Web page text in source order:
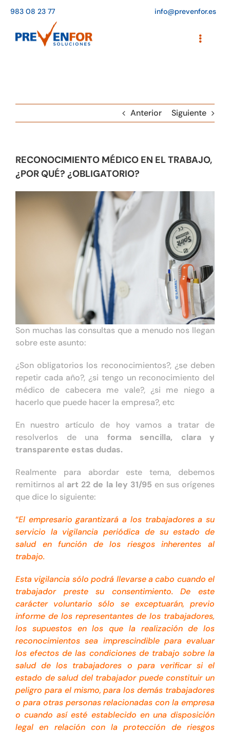
contenido
983 08 23 77 info@prevenfor.es
Toggle
Adaptación a la LOPD
EPIs
Anterior Siguiente
RECONOCIMIENTO MÉDICO EN EL TRABAJO,
¿POR QUÉ? ¿OBLIGATORIO?
Son muchas las consultas que a menudo nos llegan
sobre este asunto:
¿Son obligatorios los reconocimientos?, ¿se deben
repetir cada año?, ¿si tengo un reconocimiento del
médico de cabecera me vale?, ¿si me niego a
hacerlo que puede hacer la empresa?, etc
En nuestro artículo de hoy vamos a tratar de
resolverlos de una forma sencilla, clara y
transparente estas dudas.
Realmente para abordar este tema, debemos
remitirnos al art 22 de la ley 31/95 en sus orígenes
que dice lo siguiente:
“El empresario garantizará a los trabajadores a su
servicio la vigilancia periódica de su estado de
salud en función de los riesgos inherentes al
trabajo.
Esta vigilancia sólo podrá llevarse a cabo cuando el
trabajador preste su consentimiento. De este
carácter voluntario sólo se exceptuarán, previo
informe de los representantes de los trabajadores,
los supuestos en los que la realización de los
reconocimientos sea imprescindible para evaluar
los efectos de las condiciones de trabajo sobre la
salud de los trabajadores o para verificar si el
estado de salud del trabajador puede constituir un
peligro para el mismo, para los demás trabajadores
o para otras personas relacionadas con la empresa
o cuando así esté establecido en una disposición
legal en relación con la protección de riesgos